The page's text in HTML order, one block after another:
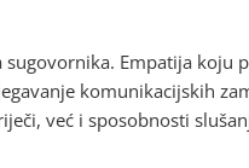
Empatija koju
komunikacijskih
već i sposobnosti